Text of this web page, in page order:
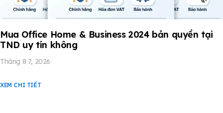
Mua Office Home & Business 2024 bản quyền tại
TND uy tín không
Tháng 8 7, 2026
XEM CHI TIẾT